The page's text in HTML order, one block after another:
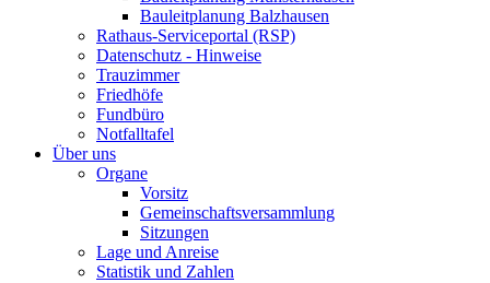
Bauleitplanung Balzhausen
Rathaus-Serviceportal (RSP)
Datenschutz - Hinweise
Trauzimmer
Friedhöfe
Fundbüro
Notfalltafel
Über uns
Organe
Vorsitz
Gemeinschaftsversammlung
Sitzungen
Lage und Anreise
Statistik und Zahlen